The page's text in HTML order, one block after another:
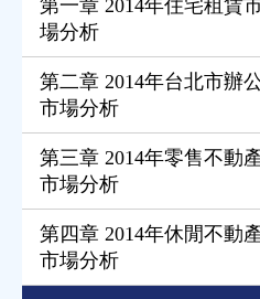
第一章 2014年住宅租賃
場分析
第二章 2014年台北市辦
市場分析
第三章 2014年零售不動
市場分析
第四章 2014年休閒不動
市場分析